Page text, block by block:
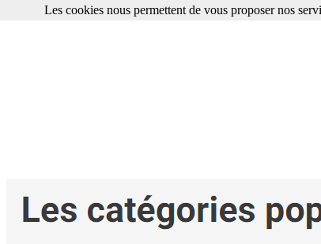
Les cookies nous permettent de vous proposer nos